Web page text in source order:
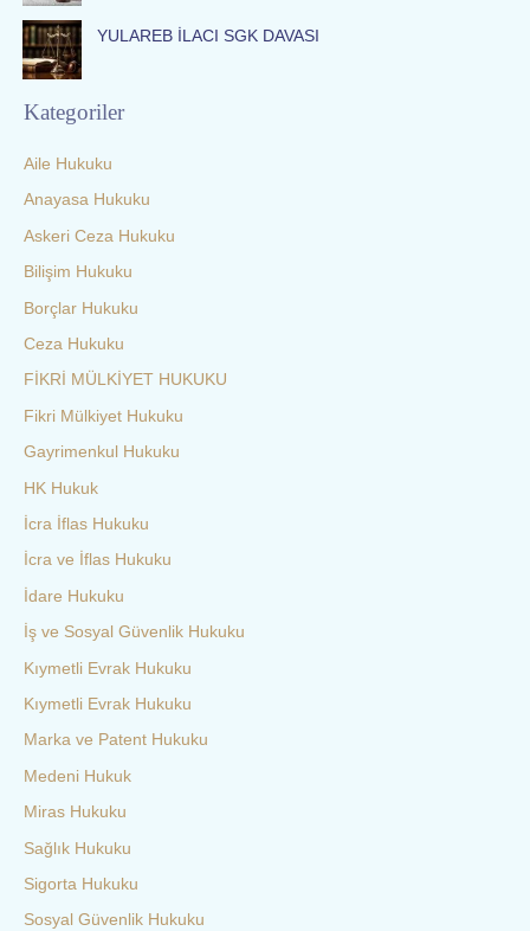
YULAREB İLACI SGK DAVASI
Kategoriler
Aile Hukuku
Anayasa Hukuku
Askeri Ceza Hukuku
Bilişim Hukuku
Borçlar Hukuku
Ceza Hukuku
FİKRİ MÜLKİYET HUKUKU
Fikri Mülkiyet Hukuku
Gayrimenkul Hukuku
HK Hukuk
İcra İflas Hukuku
İcra ve İflas Hukuku
İdare Hukuku
İş ve Sosyal Güvenlik Hukuku
Kıymetli Evrak Hukuku
Kıymetli Evrak Hukuku
Marka ve Patent Hukuku
Medeni Hukuk
Miras Hukuku
Sağlık Hukuku
Sigorta Hukuku
Sosyal Güvenlik Hukuku